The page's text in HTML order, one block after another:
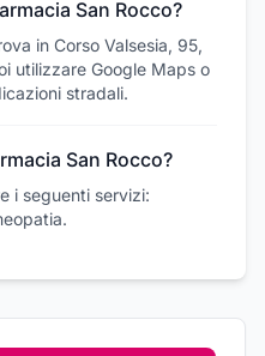
San Rocco?
in Corso Valsesia, 95,
utilizzare Google Maps o
stradali.
San Rocco?
i seguenti servizi: